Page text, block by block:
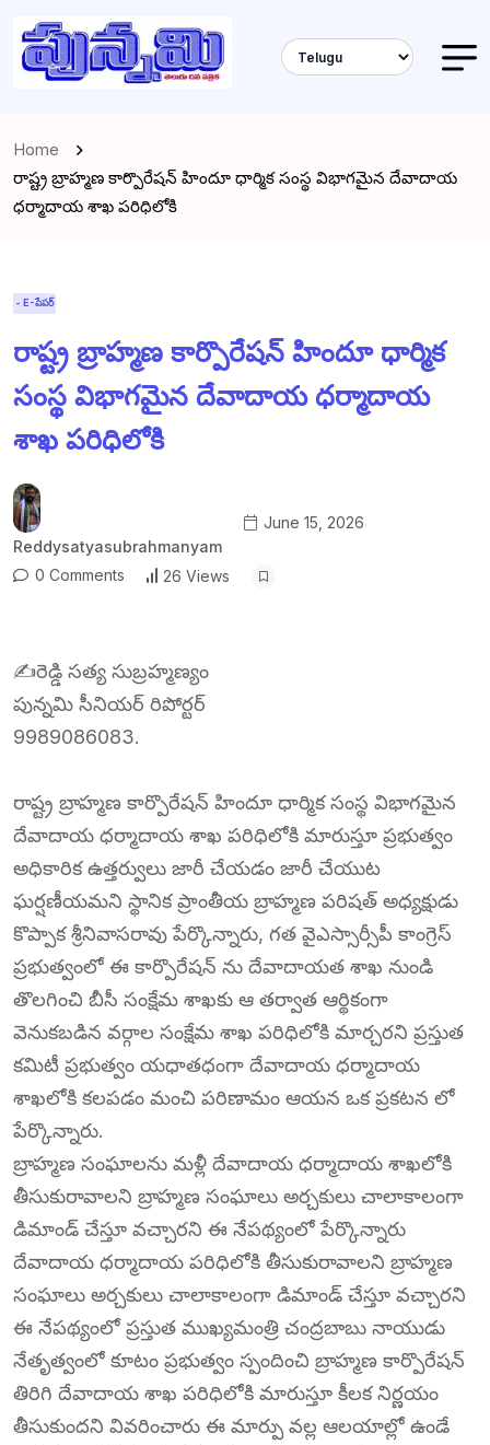
Home
రాష్ట్ర బ్రాహ్మణ కార్పొరేషన్ హిందూ ధార్మిక సంస్థ విభాగమైన దేవాదాయ
ధర్మాదాయ శాఖ పరిధిలోకి
- E-పేపర్
రాష్ట్ర బ్రాహ్మణ కార్పొరేషన్ హిందూ ధార్మిక
సంస్థ విభాగమైన దేవాదాయ ధర్మాదాయ
శాఖ పరిధిలోకి
Reddysatyasubrahmanyam
June 15, 2026
0 Comments 26 Views
✍️రెడ్డి సత్య సుబ్రహ్మణ్యం
పున్నమి సీనియర్ రిపోర్టర్
9989086083.
రాష్ట్ర బ్రాహ్మణ కార్పొరేషన్ హిందూ ధార్మిక సంస్థ విభాగమైన
దేవాదాయ ధర్మాదాయ శాఖ పరిధిలోకి మారుస్తూ ప్రభుత్వం
అధికారిక ఉత్తర్వులు జారీ చేయడం జారీ చేయుట
ఘర్షణీయమని స్థానిక ప్రాంతీయ బ్రాహ్మణ పరిషత్ అధ్యక్షుడు
కొప్పాక శ్రీనివాసరావు పేర్కొన్నారు, గత వైఎస్సార్సీపీ కాంగ్రెస్
ప్రభుత్వంలో ఈ కార్పొరేషన్ ను దేవాదాయత శాఖ నుండి
తొలగించి బీసీ సంక్షేమ శాఖకు ఆ తర్వాత ఆర్థికంగా
వెనుకబడిన వర్గాల సంక్షేమ శాఖ పరిధిలోకి మార్చరని ప్రస్తుత
కమిటీ ప్రభుత్వం యధాతధంగా దేవాదాయ ధర్మాదాయ
శాఖలోకి కలపడం మంచి పరిణామం ఆయన ఒక ప్రకటన లో
పేర్కొన్నారు.
బ్రాహ్మణ సంఘాలను మళ్లీ దేవాదాయ ధర్మాదాయ శాఖలోకి
తీసుకురావాలని బ్రాహ్మణ సంఘాలు అర్చకులు చాలాకాలంగా
డిమాండ్ చేస్తూ వచ్చారని ఈ నేపథ్యంలో పేర్కొన్నారు
దేవాదాయ ధర్మాదాయ పరిధిలోకి తీసుకురావాలని బ్రాహ్మణ
సంఘాలు అర్చకులు చాలాకాలంగా డిమాండ్ చేస్తూ వచ్చారని
ఈ నేపథ్యంలో ప్రస్తుత ముఖ్యమంత్రి చంద్రబాబు నాయుడు
నేతృత్వంలో కూటం ప్రభుత్వం స్పందించి బ్రాహ్మణ కార్పొరేషన్
తిరిగి దేవాదాయ శాఖ పరిధిలోకి మారుస్తూ కీలక నిర్ణయం
తీసుకుందని వివరించారు ఈ మార్పు వల్ల ఆలయాల్లో ఉండే